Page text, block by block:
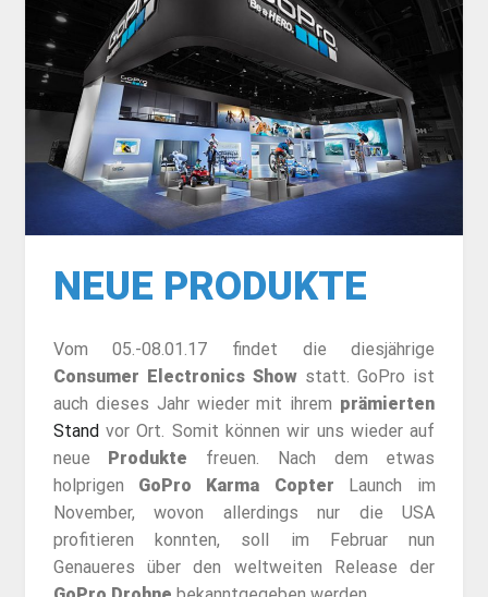
NEUE PRODUKTE
Vom 05.-08.01.17 findet die diesjährige
Consumer Electronics Showstatt. GoPro ist
auch dieses Jahr wieder mit ihrem prämierten
Standvor Ort. Somit können wir uns wieder auf
neue Produkte freuen. Nach dem etwas
holprigen GoPro Karma Copter Launch im
November, wovon allerdings nur die USA
profitieren konnten, soll im Februar nun
Genaueres über den weltweiten Release der